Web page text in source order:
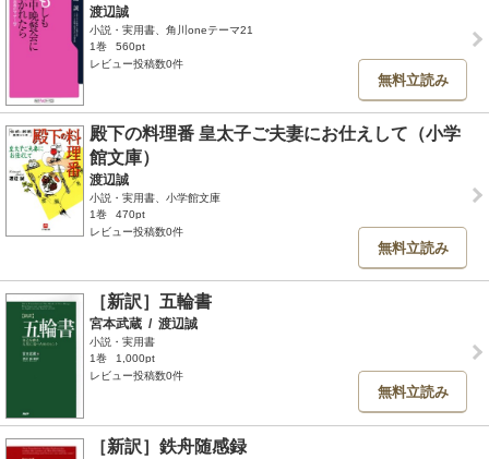
渡辺誠
小説・実用書、角川oneテーマ21
1巻
560pt
レビュー投稿数0件
無料立読み
殿下の料理番 皇太子ご夫妻にお仕えして（小学
館文庫）
渡辺誠
小説・実用書、小学館文庫
1巻
470pt
レビュー投稿数0件
無料立読み
［新訳］五輪書
宮本武蔵 / 渡辺誠
小説・実用書
1巻
1,000pt
レビュー投稿数0件
無料立読み
［新訳］鉄舟随感録